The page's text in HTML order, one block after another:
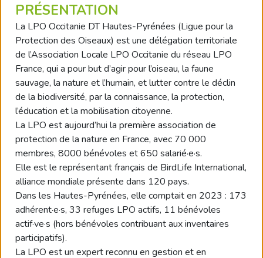
PRÉSENTATION
La LPO Occitanie DT Hautes-Pyrénées (Ligue pour la
Protection des Oiseaux) est une délégation territoriale
de l’Association Locale LPO Occitanie du réseau LPO
France, qui a pour but d’agir pour l’oiseau, la faune
sauvage, la nature et l’humain, et lutter contre le déclin
de la biodiversité, par la connaissance, la protection,
l’éducation et la mobilisation citoyenne.
La LPO est aujourd’hui la première association de
protection de la nature en France, avec 70 000
membres, 8000 bénévoles et 650 salarié·e·s.
Elle est le représentant français de BirdLife International,
alliance mondiale présente dans 120 pays.
Dans les Hautes-Pyrénées, elle comptait en 2023 : 173
adhérent·e·s, 33 refuges LPO actifs, 11 bénévoles
actif·ve·s (hors bénévoles contribuant aux inventaires
participatifs).
La LPO est un expert reconnu en gestion et en